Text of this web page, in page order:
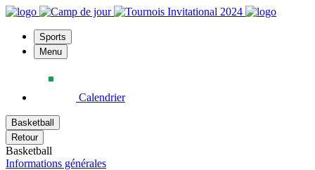
Sports
Menu
Calendrier
Basketball
Retour
Basketball
Informations générales